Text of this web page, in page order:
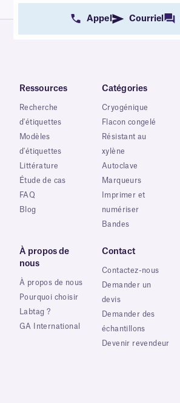
Appel Courriel
Ressources
Recherche
d'étiquettes
Modèles
d'étiquettes
Littérature
Étude de cas
FAQ
Blog
Catégories
Cryogénique
Flacon congelé
Résistant au
xylène
Autoclave
Marqueurs
Imprimer et
numériser
Bandes
À propos de
nous
À propos de nous
Pourquoi choisir
Labtag ?
GA International
Contact
Contactez-nous
Demander un
devis
Demander des
échantillons
Devenir revendeur